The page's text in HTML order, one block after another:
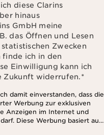
diese Clarins
hinaus
GmbH meine
das Öffnen und Lesen
Zwecken
ich in den
Einwilligung kann ich
Zukunft widerrufen.*
damit einverstanden, dass die
Werbung zur exklusiven
Anzeigen im Internet und
Diese Werbung basiert auf
Clarins anfallen,